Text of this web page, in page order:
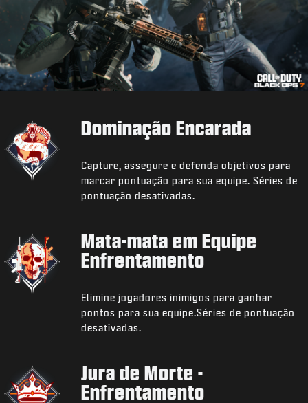
Dominação Encarada
Capture, assegure e defenda objetivos para
marcar pontuação para sua equipe. Séries de
pontuação desativadas.
Mata-mata em Equipe
Enfrentamento
Elimine jogadores inimigos para ganhar
pontos para sua equipe.Séries de pontuação
desativadas.
Jura de Morte -
Enfrentamento